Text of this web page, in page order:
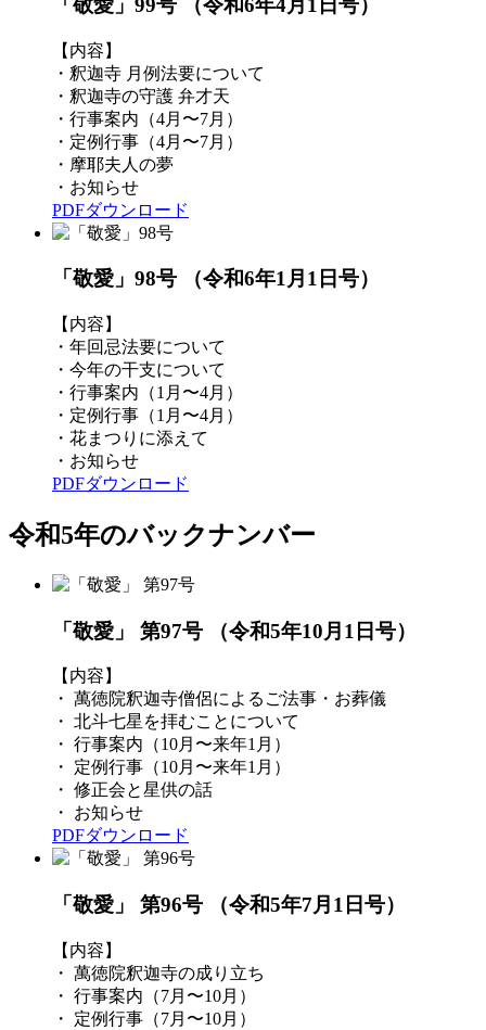
「敬愛」99号 （令和6年4月1日号）
【内容】
・釈迦寺 月例法要について
・釈迦寺の守護 弁才天
・行事案内（4月〜7月）
・定例行事（4月〜7月）
・摩耶夫人の夢
・お知らせ
PDFダウンロード
「敬愛」98号 （令和6年1月1日号）
【内容】
・年回忌法要について
・今年の干支について
・行事案内（1月〜4月）
・定例行事（1月〜4月）
・花まつりに添えて
・お知らせ
PDFダウンロード
令和5年のバックナンバー
「敬愛」 第97号 （令和5年10月1日号）
【内容】
・ 萬徳院釈迦寺僧侶によるご法事・お葬儀
・ 北斗七星を拝むことについて
・ 行事案内（10月〜来年1月）
・ 定例行事（10月〜来年1月）
・ 修正会と星供の話
・ お知らせ
PDFダウンロード
「敬愛」 第96号 （令和5年7月1日号）
【内容】
・ 萬徳院釈迦寺の成り立ち
・ 行事案内（7月〜10月）
・ 定例行事（7月〜10月）